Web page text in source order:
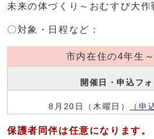
未来の体づくり～おむすび大作
〇対象・日程など：
市内在住の4年生
開催日・申込フォ
8月20日（木曜日） （申
保護者同伴は任意になります。